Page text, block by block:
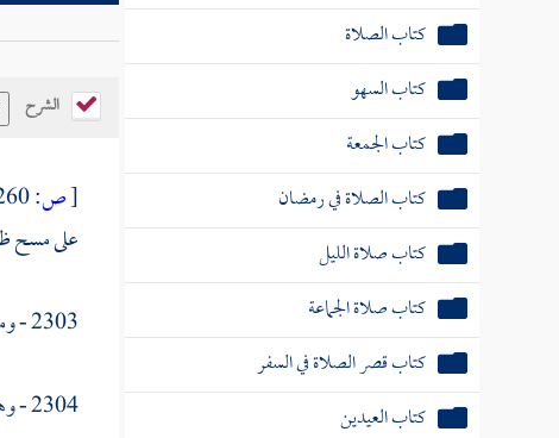
كتاب السهو
كتاب الجمعة
كتاب الصلاة في رمضان
كتاب صلاة الليل
كتاب صلاة الجماعة
كتاب قصر الصلاة في السفر
كتاب العيدين
كتاب صلاة الخوف
الشرح
[ص:260 ]
على مسح
2303 - ومن فعل ذلك وذكر في الوقت مسح أعلاهما وأسفلهما ثم أعاد تلك الصلاة في الوقت .
2304 - وهو قول